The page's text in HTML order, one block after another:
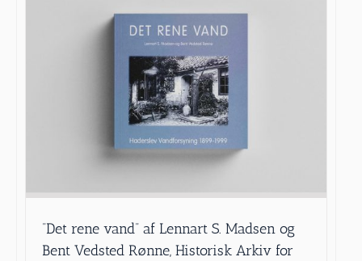
”Det rene vand” af Lennart S. Madsen og
Bent Vedsted Rønne, Historisk Arkiv for